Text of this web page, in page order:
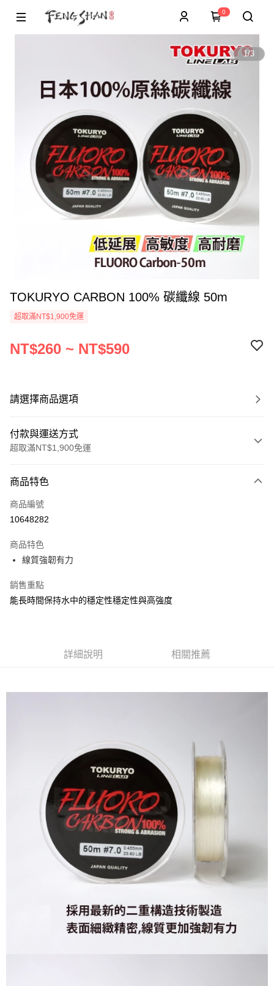
0
1/3
TOKURYO CARBON 100% 碳纖線 50m
超取滿NT$1,900免運
NT$260 ~ NT$590
請選擇商品選項
付款與運送方式
超取滿NT$1,900免運
信用卡一次付款
超商取貨付款
Apple Pay
街口支付
ATM付款
付款後全家取貨
付款後7-11取貨
每筆NT$60，滿NT$1,900(含以上)免運費
每筆NT$130
商品特色
商品編號
10648282
商品特色
線質強韌有力
銷售重點
能長時間保持水中的穩定性穩定性與高強度
詳細說明 相關推薦